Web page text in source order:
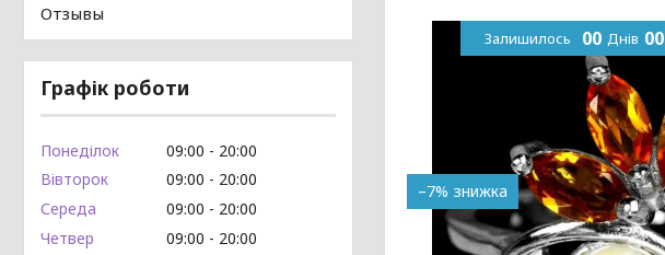
–7%
Залишилось 00 Днів 00
Отзывы
Графік роботи
Понеділок 09:00
20:00
Вівторок
09:00
20:00
Середа
09:00
20:00
Четвер
09:00
20:00